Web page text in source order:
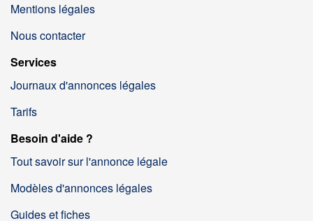
Mentions légales
Nous contacter
Services
Journaux d'annonces légales
Tarifs
Besoin d'aide ?
Tout savoir sur l'annonce légale
Modèles d'annonces légales
Guides et fiches